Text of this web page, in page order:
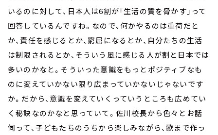
いるのに対して、日本人は6割が「生活の質を脅かす」って
回答しているんですね。なので、何かやるのは重荷だと
か、責任を感じるとか、窮屈になるとか、自分たちの生活
は制限されるとか、そういう風に感じる人が割と日本では
多いのかなと。そういった意識をもっとポジティブなも
のに変えていかない限り広まっていかないじゃないです
か。だから、意識を変えていくっていうところも広めてい
く秘訣なのかなと思っていて。佐川校長から色々とお話
伺って、子どもたちのうちから楽しみながら、歌まで作っ